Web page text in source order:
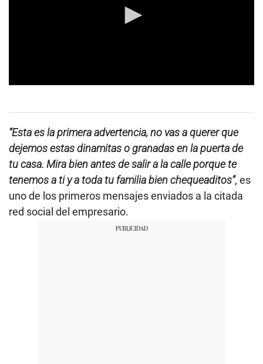
o
n
d
s
o
0
s
e
c
“Esta es la primera advertencia, no vas a querer que
dejemos estas dinamitas o granadas en la puerta de
tu casa. Mira bien antes de salir a la calle porque te
tenemos a ti y a toda tu familia bien chequeaditos”, es
uno de los primeros mensajes enviados a la citada
red social del empresario.